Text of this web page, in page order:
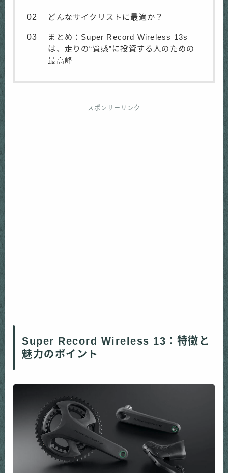
どんなサイクリストに最適か？
まとめ：Super Record Wireless 13s
は、走りの“質感”に投資する人のための
最高峰
スポンサーリンク
Super Record Wireless 13：特徴と
魅力のポイント